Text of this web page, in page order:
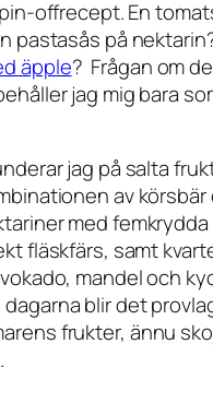
offrecept. En
pastasås på
äpple? Frågan om
jag mig bara
jag på salta
av körsbär
med
fläskfärs, samt
mandel och
dagarna blir det
frukter, ännu